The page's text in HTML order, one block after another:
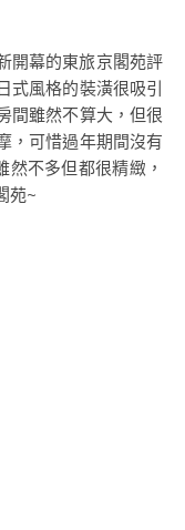
式風格的裝潢很吸引
間雖然不算大，但很
，可惜過年期間沒有
然不多但都很精緻，
苑~